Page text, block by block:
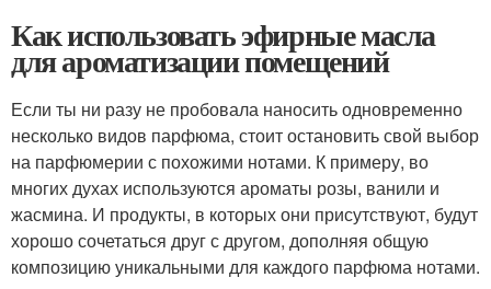
Как использовать эфирные масла
для ароматизации помещений
Если ты ни разу не пробовала наносить одновременно
несколько видов парфюма, стоит остановить свой выбор
на парфюмерии с похожими нотами. К примеру, во
многих духах используются ароматы розы, ванили и
жасмина. И продукты, в которых они присутствуют, будут
хорошо сочетаться друг с другом, дополняя общую
композицию уникальными для каждого парфюма нотами.